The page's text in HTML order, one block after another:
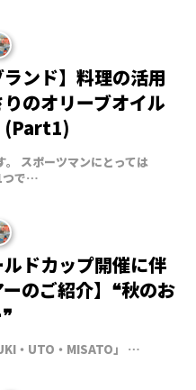
ランド】料理の活用
のオリーブオイル
(Part1)
。 スポーツマンにとっては
つで…
ルドカップ開催に伴
のご紹介】❝秋のお
・UTO・MISATO」 …